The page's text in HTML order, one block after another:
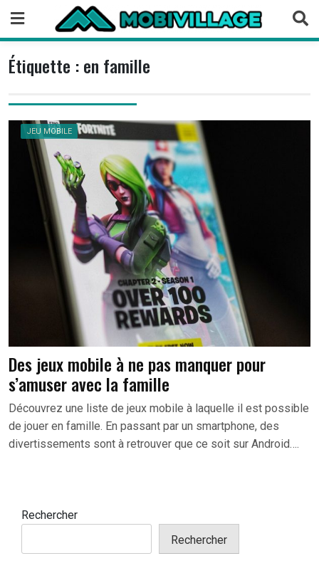
content
Étiquette :en famille
JEU MOBILE
Des jeux mobile à ne pas manquer pour
s’amuser avec la famille
Découvrez une liste de jeux mobile à laquelle il est possible
de jouer en famille. En passant par un smartphone, des
divertissements sont à retrouver que ce soit sur Android….
Rechercher
Rechercher